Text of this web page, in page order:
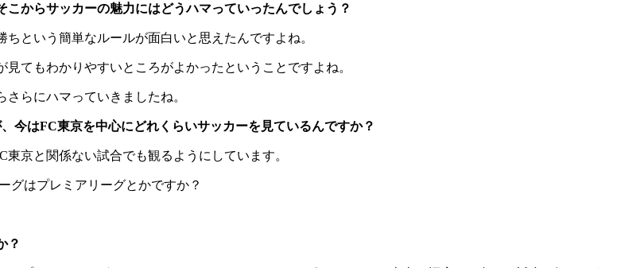
からサッカーの魅力にはどうハマっていったんでしょう？
という簡単なルールが面白いと思えたんですよね。
てもわかりやすいところがよかったということですよね。
らにハマっていきましたね。
はFC東京を中心にどれくらいサッカーを見ているんですか？
京と関係ない試合でも観るようにしています。
グはプレミアリーグとかですか？
？